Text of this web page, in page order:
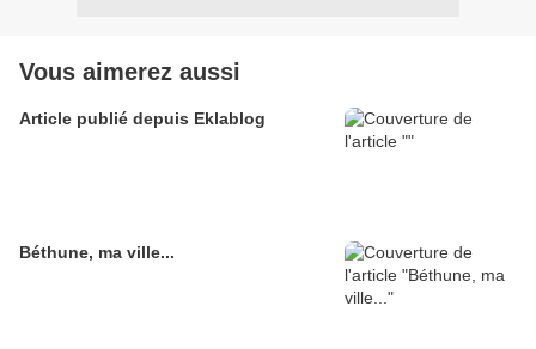
Vous aimerez aussi
Article publié depuis Eklablog
Béthune, ma ville...